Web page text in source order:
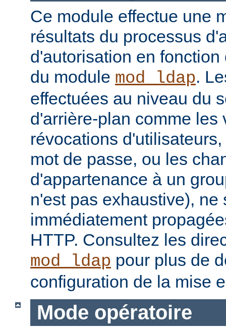
Ce module effectue une
résultats du processus
d'autorisation en
du module mod_ldap.
effectuées au niveau du
d'arrière-plan comme les
révocations
mot de passe, ou les
d'appartenance à un
n'est pas exhaustive), ne
immédiatement
HTTP. Consultez les
mod_ldap pour plus de
configuration de la mise
Mode opératoire